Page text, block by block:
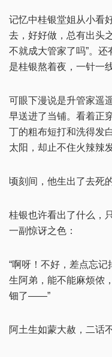
记忆中桂银堂姐从小看
去，好好做，总有出头
不就成大管家了吗”。
是桂银熬着夜，一针一
可眼下漫说是升管家遥
早送进了当铺。看着
丁的粗布短打和洗得发
太阳，却止不住火辣辣
顷刻间，他生出了去死
桂银也许看出了什么，
一副惊讶之色：
“啊呀！不好，差点忘
生阿弟，能不能麻烦侬
钿了——”
阿土生如蒙大赦，二话